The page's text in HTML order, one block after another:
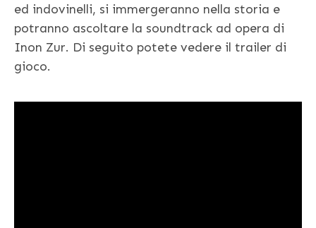
ed indovinelli, si immergeranno nella storia e
potranno ascoltare la soundtrack ad opera di
Inon Zur. Di seguito potete vedere il trailer di
gioco.